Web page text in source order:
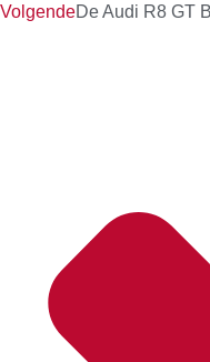
VolgendeDe Audi R8 GT